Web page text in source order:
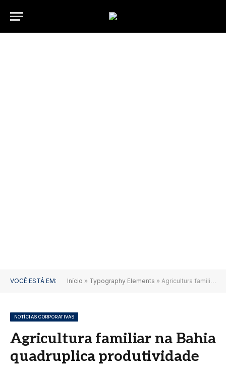
VOCÊ ESTÁ EM: Início » Typography Elements » Agricultura familiar na Bahia quadruplica produtividade
NOTÍCIAS CORPORATIVAS
Agricultura familiar na Bahia
quadruplica produtividade